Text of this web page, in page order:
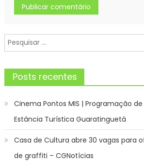
Pesquisar
por:
Posts recentes
Cinema Pontos MIS | Programação
Estância Turística Guaratinguetá
Casa de Cultura abre 30 vagas para
de graffiti – CGNotícias